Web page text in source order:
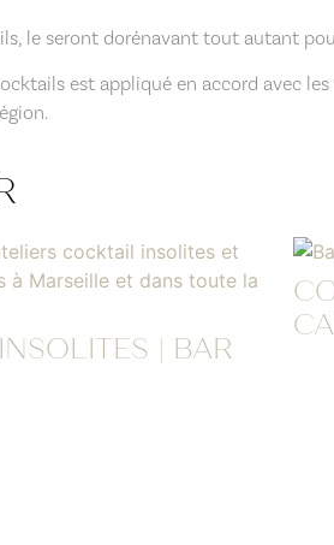
le seront dorénavant tout autant
est appliqué en accord avec
| BAR